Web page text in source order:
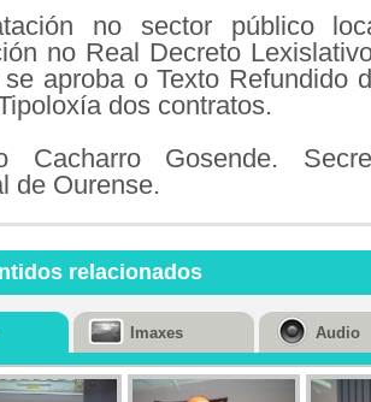
no sector público
no Real Decreto
aproba o Texto Refundido
dos contratos.
Cacharro Gosende.
de Ourense.
relacionados
Imaxes Audio